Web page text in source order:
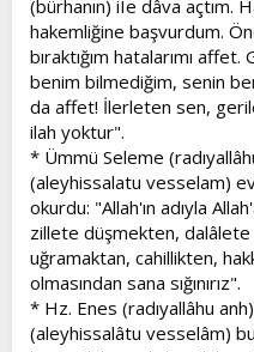
(bürhanın) iIe dâva açtım.
hakemliğine başvurdum.
bıraktığım hatalarımı
benim bilmediğim, senin
da affet! İlerleten sen,
ilah yoktur".
* Ümmü Seleme
(aleyhissalatu vesselam)
okurdu: "Allah'ın adıyla
zillete düşmekten,
uğramaktan, cahillikten,
olmasından sana sığınırız".
* Hz. Enes (radıyallâhu
(aleyhissalâtu vesselâm)